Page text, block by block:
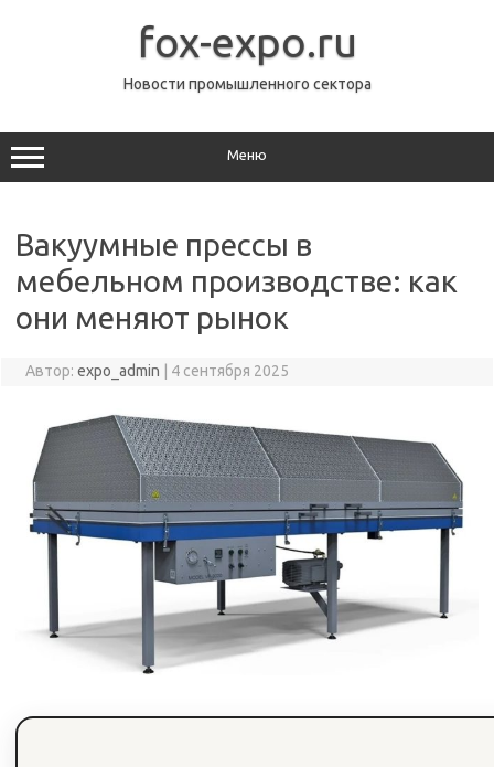
fox-expo.ru
Новости промышленного сектора
Меню
Вакуумные прессы в
мебельном производстве: как
они меняют рынок
Автор: expo_admin 4 сентября 2025